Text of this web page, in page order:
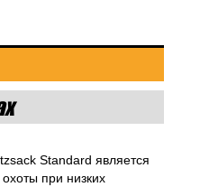
Standard является
при низких